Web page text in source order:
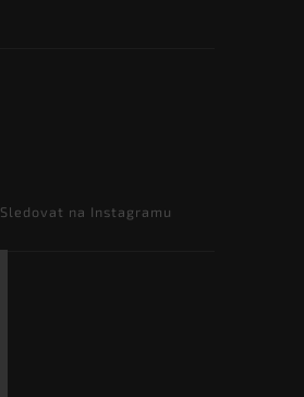
Sledovat na Instagramu